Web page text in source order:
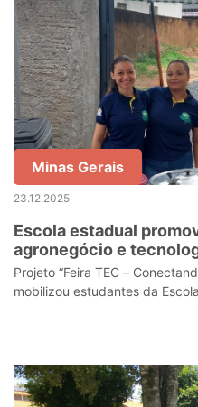
Minas Gerais
23.12.2025
Escola estadual
agronegócio e
Projeto “Feira TEC –
mobilizou estudantes da